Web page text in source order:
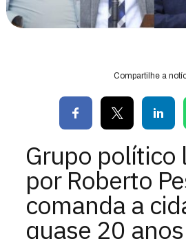
Compartilhe a
Grupo político
por Roberto
comanda a
quase 20